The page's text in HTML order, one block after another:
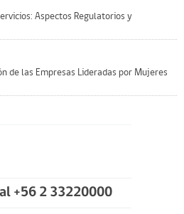
Aspectos Regulatorios y
de las Empresas Lideradas por Mujeres
+56 2 33220000